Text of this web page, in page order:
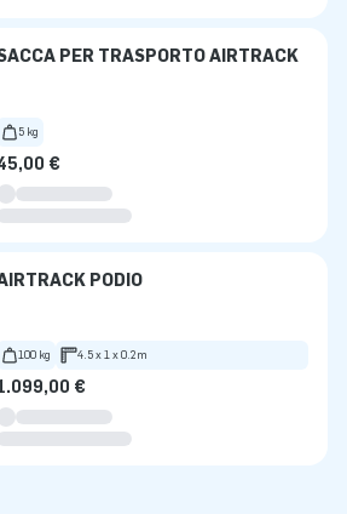
PER TRASPORTO AIRTRACK
5 kg
€
PODIO
100 kg 4.5 x 1 x 0.2m
€